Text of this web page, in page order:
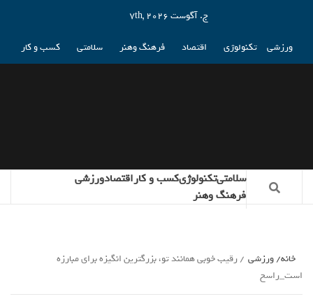
ج. آگوست 7th, 2026
ورزشی تکنولوژی اقتصاد فرهنگ وهنر سلامتی کسب و کار
سلامتیتکنولوژیکسب و کاراقتصادورزشی
فرهنگ وهنر
خانه ورزشی
رقیب خوبی همانند تو، بزرگترین انگیزه برای مبارزه
است_راسخ